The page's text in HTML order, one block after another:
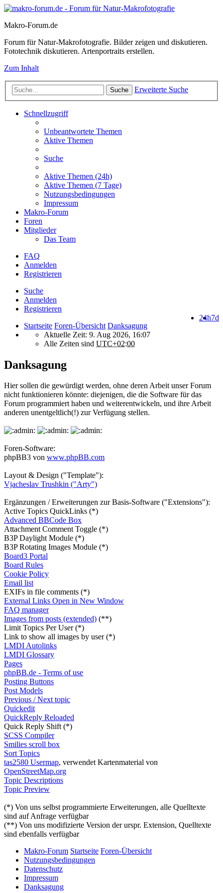
Makro-Forum.de
Forum für Natur-Makrofotografie. Bilder zeigen und diskutieren.
Fototechnik diskutieren. Artenportraits erstellen.
Zum Inhalt
Suche Erweiterte Suche
Schnellzugriff
Unbeantwortete Themen
Aktive Themen
Suche
Aktive Themen (24h)
Aktive Themen (7 Tage)
Nutzungsbedingungen
Impressum
Makro-Forum
Foren
Mitglieder
Das Team
FAQ
Anmelden
Registrieren
Suche
Anmelden
Registrieren
7d
24h
Startseite Foren-Übersicht Danksagung
Aktuelle Zeit: 9. Aug 2026, 16:07
Alle Zeiten sind UTC+02:00
Danksagung
Hier sollen die gewürdigt werden, ohne deren Arbeit unser Forum
nicht funktionieren könnte: diejenigen, die die Software für das
Forum programmiert haben und weiterentwickeln, und ihre Arbeit
anderen unentgeltlich(!) zur Verfügung stellen.
Foren-Software:
phpBB3 von www.phpBB.com
Layout & Design ("Template"):
Vjacheslav Trushkin ("Arty")
Ergänzungen / Erweiterungen zur Basis-Software ("Extensions"):
Active Topics QuickLinks (*)
Advanced BBCode Box
Attachment Comment Toggle (*)
B3P Daylight Module (*)
B3P Rotating Images Module (*)
Board3 Portal
Board Rules
Cookie Policy
Email list
EXIFs in file comments (*)
External Links Open in New Window
FAQ manager
Images from posts (extended) (**)
Limit Topics Per User (*)
Link to show all images by user (*)
LMDI Autolinks
LMDI Glossary
Pages
phpBB.de - Terms of use
Posting Buttons
Post Models
Previous / Next topic
Quickedit
QuickReply Reloaded
Quick Reply Shift (*)
SCSS Compiler
Smilies scroll box
Sort Topics
tas2580 Usermap, verwendet Kartenmaterial von
OpenStreetMap.org
Topic Descriptions
Topic Preview
(*) Von uns selbst programmierte Erweiterungen, alle Quelltexte
sind auf Anfrage verfügbar
(**) Von uns modifizierte Version der urspr. Extension, Quelltexte
sind ebenfalls verfügbar
Makro-Forum Startseite Foren-Übersicht
Nutzungsbedingungen
Datenschutz
Impressum
Danksagung